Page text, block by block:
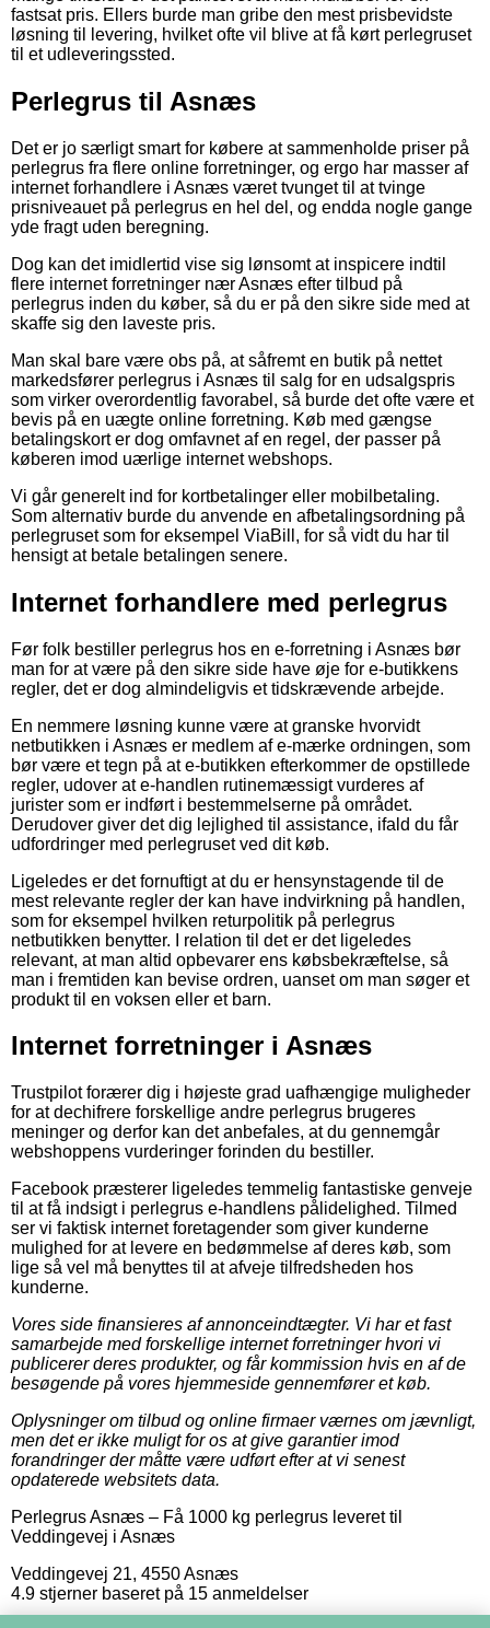
fastsat pris. Ellers burde man gribe den mest prisbevidste
løsning til levering, hvilket ofte vil blive at få kørt perlegruset
til et udleveringssted.
Perlegrus til Asnæs
Det er jo særligt smart for købere at sammenholde priser på
perlegrus fra flere online forretninger, og ergo har masser af
internet forhandlere i Asnæs været tvunget til at tvinge
prisniveauet på perlegrus en hel del, og endda nogle gange
yde fragt uden beregning.
Dog kan det imidlertid vise sig lønsomt at inspicere indtil
flere internet forretninger nær Asnæs efter tilbud på
perlegrus inden du køber, så du er på den sikre side med at
skaffe sig den laveste pris.
Man skal bare være obs på, at såfremt en butik på nettet
markedsfører perlegrus i Asnæs til salg for en udsalgspris
som virker overordentlig favorabel, så burde det ofte være et
bevis på en uægte online forretning. Køb med gængse
betalingskort er dog omfavnet af en regel, der passer på
køberen imod uærlige internet webshops.
Vi går generelt ind for kortbetalinger eller mobilbetaling.
Som alternativ burde du anvende en afbetalingsordning på
perlegruset som for eksempel ViaBill, for så vidt du har til
hensigt at betale betalingen senere.
Internet forhandlere med perlegrus
Før folk bestiller perlegrus hos en e-forretning i Asnæs bør
man for at være på den sikre side have øje for e-butikkens
regler, det er dog almindeligvis et tidskrævende arbejde.
En nemmere løsning kunne være at granske hvorvidt
netbutikken i Asnæs er medlem af e-mærke ordningen, som
bør være et tegn på at e-butikken efterkommer de opstillede
regler, udover at e-handlen rutinemæssigt vurderes af
jurister som er indført i bestemmelserne på området.
Derudover giver det dig lejlighed til assistance, ifald du får
udfordringer med perlegruset ved dit køb.
Ligeledes er det fornuftigt at du er hensynstagende til de
mest relevante regler der kan have indvirkning på handlen,
som for eksempel hvilken returpolitik på perlegrus
netbutikken benytter. I relation til det er det ligeledes
relevant, at man altid opbevarer ens købsbekræftelse, så
man i fremtiden kan bevise ordren, uanset om man søger et
produkt til en voksen eller et barn.
Internet forretninger i Asnæs
Trustpilot forærer dig i højeste grad uafhængige muligheder
for at dechifrere forskellige andre perlegrus brugeres
meninger og derfor kan det anbefales, at du gennemgår
webshoppens vurderinger forinden du bestiller.
Facebook præsterer ligeledes temmelig fantastiske genveje
til at få indsigt i perlegrus e-handlens pålidelighed. Tilmed
ser vi faktisk internet foretagender som giver kunderne
mulighed for at levere en bedømmelse af deres køb, som
lige så vel må benyttes til at afveje tilfredsheden hos
kunderne.
Vores side finansieres af annonceindtægter. Vi har et fast
samarbejde med forskellige internet forretninger hvori vi
publicerer deres produkter, og får kommission hvis en af de
besøgende på vores hjemmeside gennemfører et køb.
Oplysninger om tilbud og online firmaer værnes om jævnligt,
men det er ikke muligt for os at give garantier imod
forandringer der måtte være udført efter at vi senest
opdaterede websitets data.
Perlegrus Asnæs – Få 1000 kg perlegrus leveret til
Veddingevej i Asnæs
Veddingevej 21, 4550Asnæs
4.9 stjerner baseret på 15 anmeldelser